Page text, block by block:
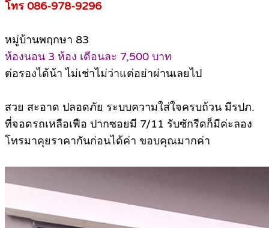
โทร 086-978-9296
หมู่บ้านพฤกษา 83
ห้องนอน 3 ห้อง เดือนละ 7,500 บาท
ต่อรองได้น้า ไม่เช่าไม่ว่าแต่อย่าผ่านเลยไป
สวย สะอาด ปลอดภัย ระบบความใส่ใจครบถ้วน มีรปภ.
ที่จอดรถเหลือเฟือ ปากซอยมี 7/11 รับซักรีดก็มีค่ะลอง
โทรมาคุยราคากันก่อนได้ค่า ขอบคุณมากค่า